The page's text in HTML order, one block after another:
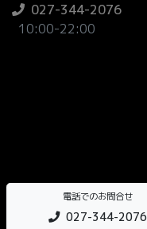
電話でのお問合せ
027-344-2076
027-344-2076
10:00-22:00